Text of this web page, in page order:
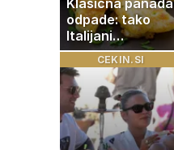
odpade: tako
Italijani
pripravijo
slastne ocvrte
bučke
CEKIN.SI